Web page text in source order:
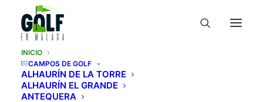
INICIO
CAMPOS DE GOLF
ALHAURÍN DE LA TORRE
ALHAURÍN EL GRANDE
ANTEQUERA